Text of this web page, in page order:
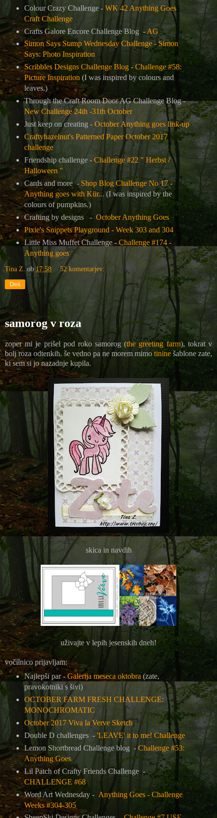
Colour Crazy Challenge -WK 42 Anything Goes
Craft Challenge
Crafts Galore Encore Challenge Blog - AG
Simon Says Stamp Wednesday Challenge - Simon
Says: Photo Inspiration
Scribbles Designs Challenge Blog- Challenge #58:
Picture Inspiration (I was inspired by colours and
leaves.)
Through the Craft Room Door AG Challenge Blog -
New Challenge 24th -31th October
Just keep on creating - October Anything goes link-up
Craftyhazelnut's Patterned Paper October 2017
challenge
Friendship challenge -Challenge #22 " Herbst /
Halloween "
Cards and more - Shop Blog Challenge No 17 -
Anything goes with Kür... (I was inspired by the
colours of pumpkins.)
Crafting by designs - October Anything Goes
Pixie's Snippets Playground - Week 303 and 304
Little Miss Muffet Challenge -Challenge #174 -
Anything goes
Tina Z. ob 17:58 52 komentarjev:
Deli
samorog v roza
zoper mi je prišel pod roko samorog (the greeting farm), tokrat v
bolj roza odtenkih. še vedno pa ne morem mimo tinine šablone zate,
ki sem si jo nazadnje kupila.
skica in navdih
uživajte v lepih jesenskih dneh!
vočilnico prijavljam:
Najlepši par -Galerija meseca oktobra (zate,
pravokotniki s šivi)
OCTOBER FARM FRESH CHALLENGE:
MONOCHROMATIC
October 2017 Viva la Verve Sketch
Double D challenges - 'LEAVE' it to me! Challenge
Lemon Shortbread Challenge blog - Challenge #53:
Anything Goes
Lil Patch of Crafty Friends Challenge -
CHALLENGE #68
Word Art Wednesday - Anything Goes - Challenge
Weeks #304-305